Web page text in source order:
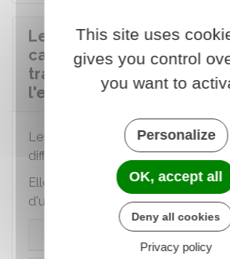
Le salarié perçoit-il des
cas de rupture de son
travail pour cas de force
l'employeur ?
Les indemnités que peut percevoir
diffèrent selon la nature du contrat
Elles diffèrent également si la
d'un
ou non.
Le salarié est en CDI
This site uses
gives you control
you want to
Personalize
OK, accept all
Deny all cookies
Privacy policy